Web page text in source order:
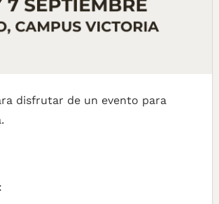
disfrutar de un evento para